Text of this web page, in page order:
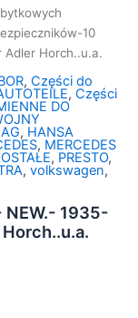
10
Adler Horch..u.a.
, Części do
, Części
DO
, HANSA
, MERCEDES
, PRESTO,
, volkswagen,
1935-